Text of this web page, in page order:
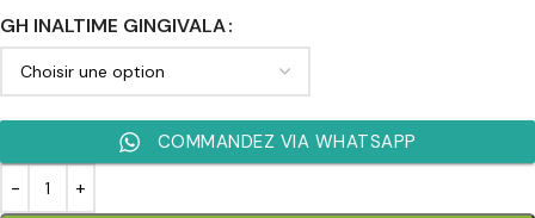
GH INALTIME GINGIVALA
COMMANDEZ VIA WHATSAPP